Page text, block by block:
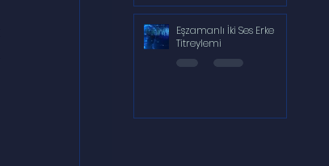
Eşzamanlı İki Ses Erke
Titreylemi